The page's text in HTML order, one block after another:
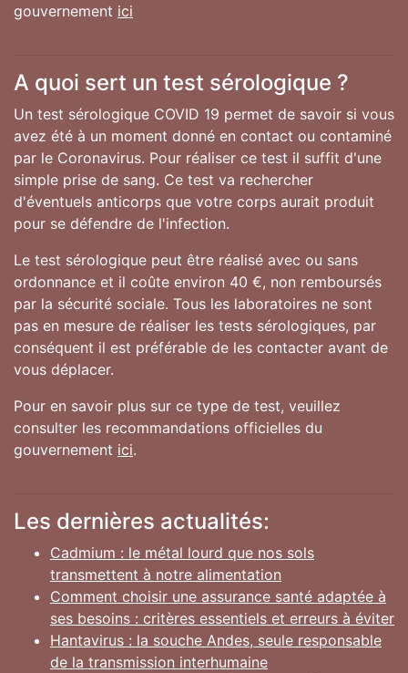
gouvernement ici
A quoi sert un test sérologique ?
Un test sérologique COVID 19 permet de savoir si vous
avez été à un moment donné en contact ou contaminé
par le Coronavirus. Pour réaliser ce test il suffit d'une
simple prise de sang. Ce test va rechercher
d'éventuels anticorps que votre corps aurait produit
pour se défendre de l'infection.
Le test sérologique peut être réalisé avec ou sans
ordonnance et il coûte environ 40 €, non remboursés
par la sécurité sociale. Tous les laboratoires ne sont
pas en mesure de réaliser les tests sérologiques, par
conséquent il est préférable de les contacter avant de
vous déplacer.
Pour en savoir plus sur ce type de test, veuillez
consulter les recommandations officielles du
gouvernement ici.
Les dernières actualités:
Cadmium : le métal lourd que nos sols
transmettent à notre alimentation
Comment choisir une assurance santé adaptée à
ses besoins : critères essentiels et erreurs à éviter
Hantavirus : la souche Andes, seule responsable
de la transmission interhumaine